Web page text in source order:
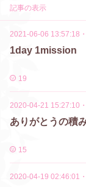
記事の表示
2021-06-06 13:57:18 ・
1day 1mission
19
2020-04-21 15:27:10 ・
ありがとうの積
15
2020-04-19 02:46:01 ・